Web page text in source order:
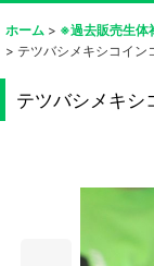
ホーム > ※過去販売生体
> テツバシメキシコイ
テツバシメキ